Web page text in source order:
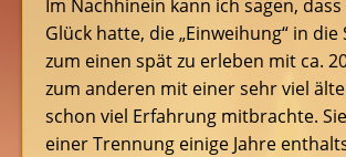
Im Nachhinein kann ich sagen,
Glück hatte, die „Einweihung“ in die
zum einen spät zu erleben mit ca.
zum anderen mit einer sehr viel
schon viel Erfahrung mitbrachte.
einer Trennung einige Jahre